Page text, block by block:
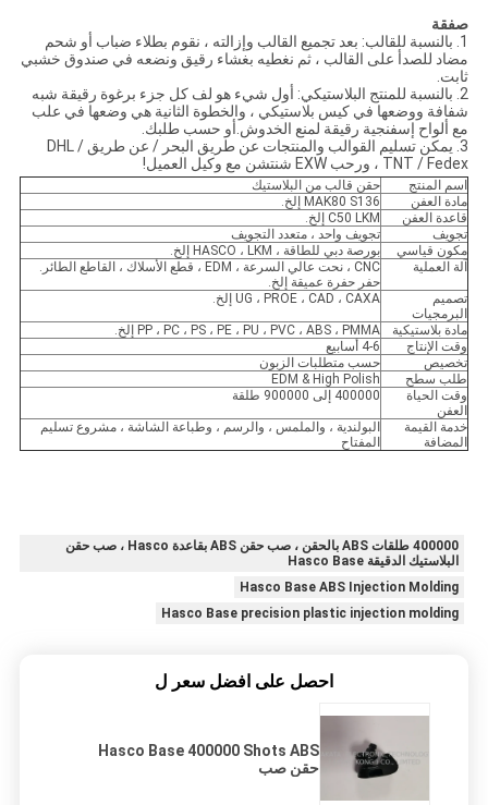
صفقة
1. بالنسبة للقالب: بعد تجميع القالب وإزالته ، نقوم بطلاء ضباب أو شحم
مضاد للصدأ على القالب ، ثم نغطيه بغشاء رقيق ونضعه في صندوق خشبي
ثابت.
2. بالنسبة للمنتج البلاستيكي: أول شيء هو لف كل جزء برغوة رقيقة شبه
شفافة ووضعها في كيس بلاستيكي ، والخطوة الثانية هي وضعها في علب
مع ألواح إسفنجية رقيقة لمنع الخدوش.أو حسب طلبك.
3. يمكن تسليم القوالب والمنتجات عن طريق البحر / عن طريق DHL /
TNT / Fedex ، ورحب EXW شنتشن مع وكيل العميل!
اسم المنتج
حقن قالب من البلاستيك
مادة العفن
MAK80 S136 إلخ.
قاعدة العفن
C50 LKM إلخ.
تجويف
تجويف واحد ، متعدد التجويف
مكون قياسي
بورصة دبي للطاقة ، HASCO ، LKM إلخ.
آلة العملية
CNC ، نحت عالي السرعة ، EDM ، قطع الأسلاك ، القاطع الطائر.
حفر حفرة عميقة إلخ.
تصميم
البرمجيات
UG ، PROE ، CAD ، CAXA إلخ.
مادة بلاستيكية
PP ، PC ، PS ، PE ، PU ، PVC ، ABS ، PMMA إلخ.
وقت الإنتاج
4-6 أسابيع
تخصيص
حسب متطلبات الزبون
طلب سطح
EDM & High Polish
وقت الحياة
العفن
400000 إلى 900000 طلقة
خدمة القيمة
المضافة
البولندية ، والملمس ، والرسم ، وطباعة الشاشة ، مشروع تسليم
المفتاح
400000 طلقات ABS بالحقن ، صب حقن ABS بقاعدة Hasco ، صب حقن
البلاستيك الدقيقة Hasco Base
Hasco Base ABS Injection Molding
Hasco Base precision plastic injection molding
احصل على افضل سعر ل
Hasco Base 400000 Shots ABS
حقن صب